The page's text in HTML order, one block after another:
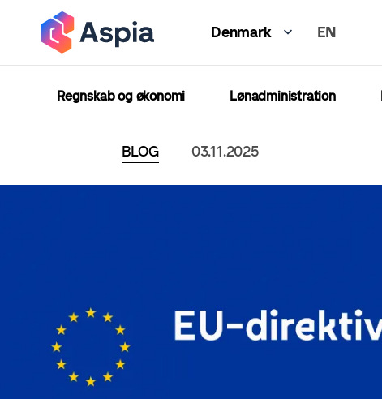
hovedindhold
Denmark EN
Regnskab og økonomi Lønadministration
BLOG 03.11.2025